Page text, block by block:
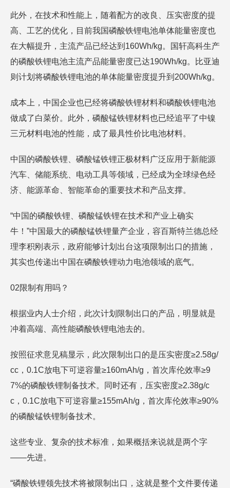
此外，在技术和性能上，随着配方的改良、压实密度的提
高、工艺的优化，目前我国磷酸铁锂电池单体能量密度也
在大幅提升，主流产品已经达到160Wh/kg。国轩高科生产
的磷酸铁锂电池主流产品能量密度已达190Wh/kg。比亚迪
则计划将磷酸铁锂电池的单体能量密度提升到200Wh/kg。
成本上，中国企业也已经将磷酸铁锂材料和磷酸铁锂电池
做成了白菜价。此外，磷酸锰铁锂材料也已经追平了中镍
三元材料电池的性能，成了最具性价比电池材料。
中国的磷酸铁锂、磷酸锰铁锂正极材料广泛应用于新能源
汽车、储能系统、电动工具等领域，已经成为全球绿色经
济、能源革命、智能革命的重要技术和产品支撑。
“中国的磷酸铁锂、磷酸锰铁锂在技术和产业上确实
牛！”中国最大的磷酸锰铁锂量产企业，容百斯特兰德总经
理李积刚表示，政府能够计划出台这项限制出口的措施，
其实也传递出中国在磷酸铁锂动力电池领域的底气。
02限制有用吗？
根据业内人士介绍，此次计划限制出口的产品，明显就是
冲着高端、高性能磷酸铁锂电池去的。
按照征求意见稿显示，此次限制出口的是压实密度≥2.58g/
cc，0.1C放电下可逆容量≥160mAh/g，首次库伦效率≥9
7%的磷酸铁锂制备技术。同时还有，压实密度≥2.38g/c
c，0.1C放电下可逆容量≥155mAh/g，首次库伦效率≥90%
的磷酸锰铁锂制备技术。
这些专业、复杂的技术标准，如果概括来说就是两个字
——先进。
“磷酸铁锂领先技术将被限制出口，这就是整个文件要传递